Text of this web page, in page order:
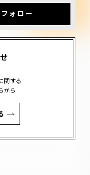
ォロー
関する
から